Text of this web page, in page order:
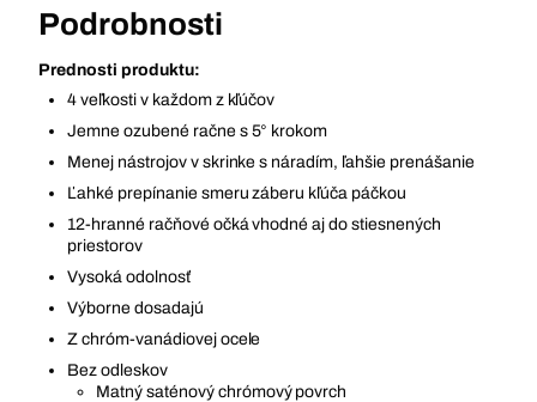
Podrobnosti
Prednosti produktu:
4 veľkosti v každom z kľúčov
Jemne ozubené račne s 5° krokom
Menej nástrojov v skrinke s náradím, ľahšie prenášanie
Ľahké prepínanie smeru záberu kľúča páčkou
12-hranné račňové očká vhodné aj do stiesnených
priestorov
Vysoká odolnosť
Výborne dosadajú
Z chróm-vanádiovej ocele
Bez odleskov
Matný saténový chrómový povrch